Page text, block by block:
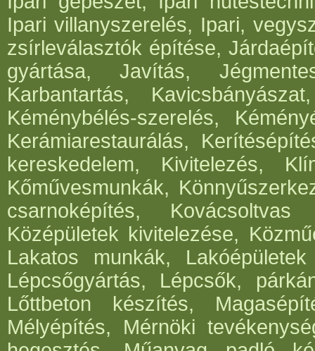
Ipari villanyszerelés, Ipari,
zsírleválasztók építése,
gyártása, Javítás,
Karbantartás,
Kéménybélés-szerelés,
Kerámiarestaurálás,
kereskedelem, Kivitelezés,
Kőművesmunkák,
csarnoképítés,
Középületek kivitelezése,
Lakatos munkák,
Lépcsőgyártás, Lépcsők,
Lőttbeton készítés,
Mélyépítés, Mérnöki